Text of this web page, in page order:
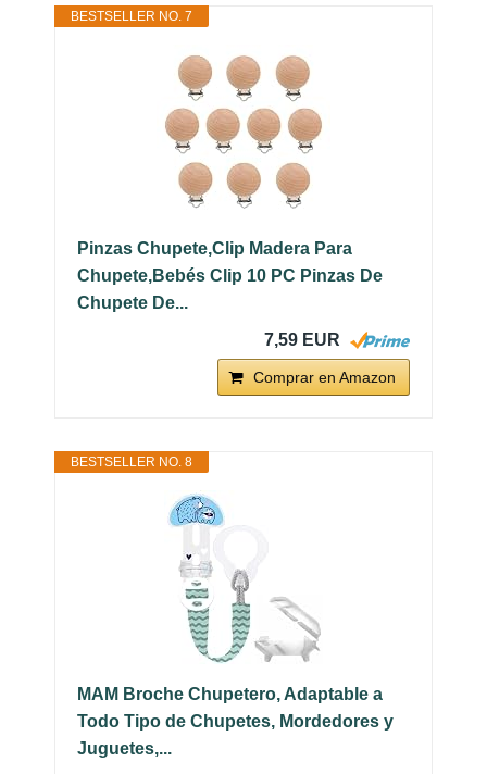
BESTSELLER NO. 7
Pinzas Chupete,Clip Madera Para
Chupete,Bebés Clip 10 PC Pinzas De
Chupete De...
7,59 EUR
Comprar en Amazon
BESTSELLER NO. 8
MAM Broche Chupetero, Adaptable a
Todo Tipo de Chupetes, Mordedores y
Juguetes,...